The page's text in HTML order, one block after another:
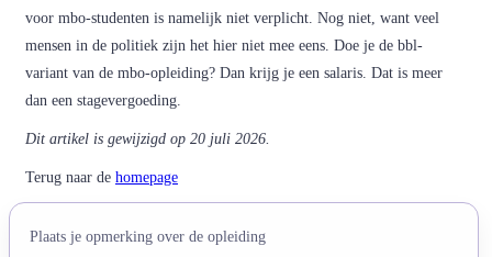
voor mbo-studenten is namelijk niet verplicht. Nog niet, want veel
mensen in de politiek zijn het hier niet mee eens. Doe je de bbl-
variant van de mbo-opleiding? Dan krijg je een salaris. Dat is meer
dan een stagevergoeding.
Dit artikel is gewijzigd op 20 juli 2026.
Terug naar de homepage
Plaats je opmerking over de opleiding